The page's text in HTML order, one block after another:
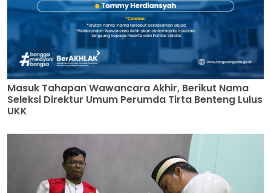
Masuk Tahapan Wawancara Akhir, Berikut Nama
Seleksi Direktur Umum Perumda Tirta Benteng Lulus
UKK